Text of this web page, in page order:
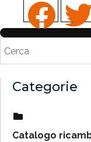
Categorie
Catalogo